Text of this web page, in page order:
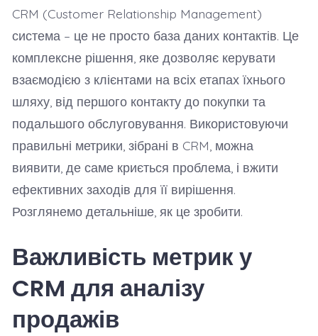
CRM (Customer Relationship Management)
система – це не просто база даних контактів. Це
комплексне рішення, яке дозволяє керувати
взаємодією з клієнтами на всіх етапах їхнього
шляху, від першого контакту до покупки та
подальшого обслуговування. Використовуючи
правильні метрики, зібрані в CRM, можна
виявити, де саме криється проблема, і вжити
ефективних заходів для її вирішення.
Розглянемо детальніше, як це зробити.
Важливість метрик у
CRM для аналізу
продажів